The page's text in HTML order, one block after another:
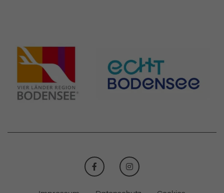
FACEBOOKINSTAGRAM